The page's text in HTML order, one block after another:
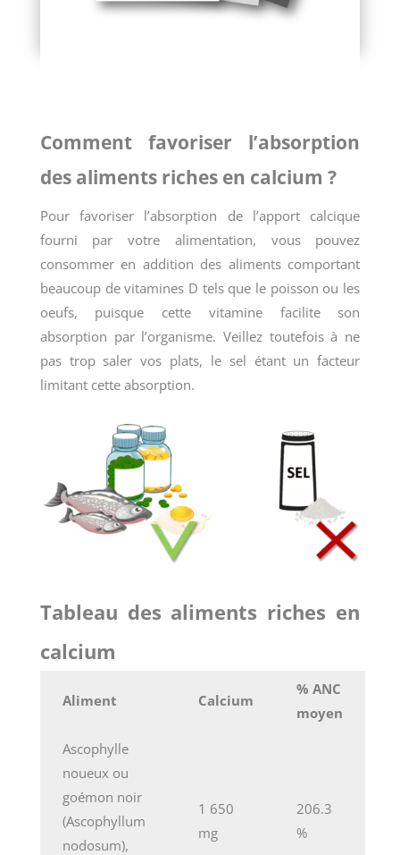
Comment favoriser l’absorption
des aliments riches en calcium ?
Pour favoriser l’absorption de l’apport calcique
fourni par votre alimentation, vous pouvez
consommer en addition des aliments comportant
beaucoup de vitamines D tels que le poisson ou les
oeufs, puisque cette vitamine facilite son
absorption par l’organisme. Veillez toutefois à ne
pas trop saler vos plats, le sel étant un facteur
limitant cette absorption.
Tableau des aliments riches en
calcium
Aliment Calcium
% ANC
moyen
Ascophylle
noueux ou
goémon noir
(Ascophyllum
nodosum),
1 650
mg
206.3
%